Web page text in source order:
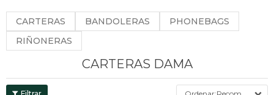
CARTERAS BANDOLERAS
PHONEBAGS
RIÑONERAS
CARTERAS DAMA